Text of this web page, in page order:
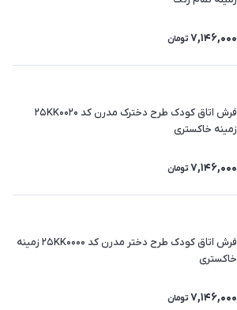
7,146,000 تومان
فرش اتاق کودک طرح دخترک مدرن کد 25KK0020
زمینه خاکستری
7,146,000 تومان
فرش اتاق کودک طرح دختر مدرن کد 25KK0000 زمینه
خاکستری
7,146,000 تومان